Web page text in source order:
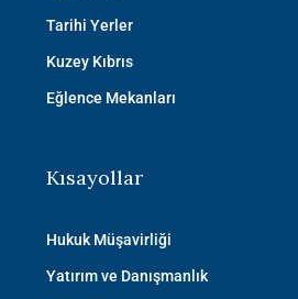
Tarihi Yerler
Kuzey Kıbrıs
Eğlence Mekanları
Kısayollar
Hukuk Müşavirliği
Yatırım ve Danışmanlık